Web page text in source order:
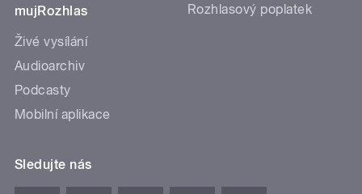
mujRozhlas
Živé vysílání
Audioarchiv
Podcasty
Mobilní aplikace
Rozhlasový poplatek
Sledujte nás